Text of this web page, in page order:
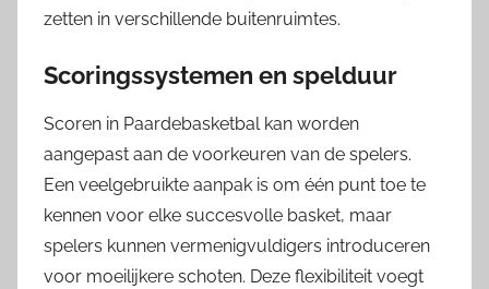
zetten in verschillende buitenruimtes.
Scoringssystemen en spelduur
Scoren in Paardebasketbal kan worden
aangepast aan de voorkeuren van de spelers.
Een veelgebruikte aanpak is om één punt toe te
kennen voor elke succesvolle basket, maar
spelers kunnen vermenigvuldigers introduceren
voor moeilijkere schoten. Deze flexibiliteit voegt